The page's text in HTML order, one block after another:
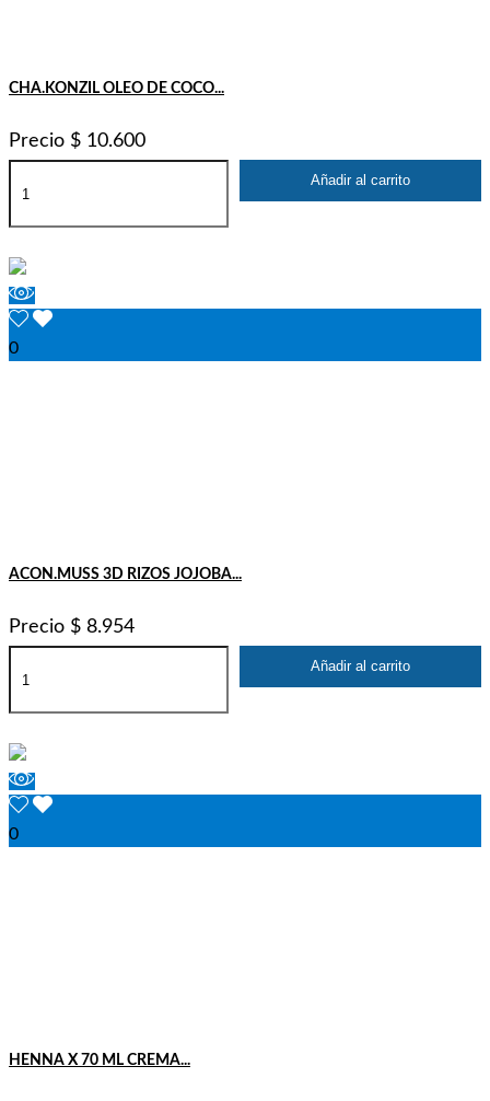
CHA.KONZIL OLEO DE COCO...
Precio $ 10.600
Añadir al carrito
0
ACON.MUSS 3D RIZOS JOJOBA...
Precio $ 8.954
Añadir al carrito
0
HENNA X 70 ML CREMA...